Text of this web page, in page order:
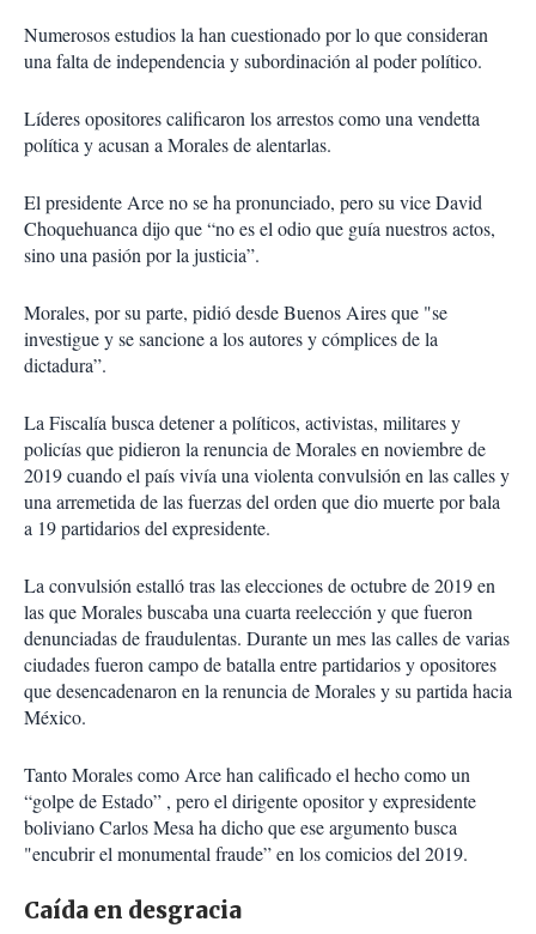
Numerosos estudios la han cuestionado por lo que consideran
una falta de independencia y subordinación al poder político.
Líderes opositores calificaron los arrestos como una vendetta
política y acusan a Morales de alentarlas.
El presidente Arce no se ha pronunciado, pero su vice David
Choquehuanca dijo que “no es el odio que guía nuestros actos,
sino una pasión por la justicia”.
Morales, por su parte, pidió desde Buenos Aires que "se
investigue y se sancione a los autores y cómplices de la
dictadura”.
La Fiscalía busca detener a políticos, activistas, militares y
policías que pidieron la renuncia de Morales en noviembre de
2019 cuando el país vivía una violenta convulsión en las calles y
una arremetida de las fuerzas del orden que dio muerte por bala
a 19 partidarios del expresidente.
La convulsión estalló tras las elecciones de octubre de 2019 en
las que Morales buscaba una cuarta reelección y que fueron
denunciadas de fraudulentas. Durante un mes las calles de varias
ciudades fueron campo de batalla entre partidarios y opositores
que desencadenaron en la renuncia de Morales y su partida hacia
México.
Tanto Morales como Arce han calificado el hecho como un
“golpe de Estado” , pero el dirigente opositor y expresidente
boliviano Carlos Mesa ha dicho que ese argumento busca
"encubrir el monumental fraude” en los comicios del 2019.
Caída en desgracia